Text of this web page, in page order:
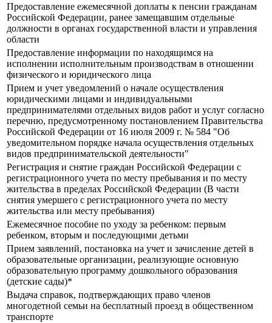
Предоставление ежемесячной доплаты к пенсии гражданам
Российской Федерации, ранее замещавшим отдельные
должности в органах государственной власти и управления
области
Предоставление информации по находящимся на
исполнении исполнительным производствам в отношении
физического и юридического лица
Прием и учет уведомлений о начале осуществления
юридическими лицами и индивидуальными
предпринимателями отдельных видов работ и услуг согласно
перечню, предусмотренному постановлением Правительства
Российской Федерации от 16 июля 2009 г. № 584 "Об
уведомительном порядке начала осуществления отдельных
видов предпринимательской деятельности"
Регистрация и снятие граждан Российской Федерации с
регистрационного учета по месту пребывания и по месту
жительства в пределах Российской Федерации (В части
снятия умершего с регистрационного учета по месту
жительства или месту пребывания)
Ежемесячное пособие по уходу за ребенком: первым
ребенком, вторым и последующими детьми
Прием заявлений, постановка на учет и зачисление детей в
образовательные организации, реализующие основную
образовательную программу дошкольного образования
(детские сады)*
Выдача справок, подтверждающих право членов
многодетной семьи на бесплатный проезд в общественном
транспорте